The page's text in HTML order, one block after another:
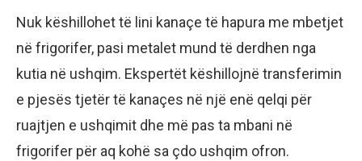
Nuk këshillohet të lini kanaçe të hapura me mbetjet
në frigorifer, pasi metalet mund të derdhen nga
kutia në ushqim. Ekspertët këshillojnë transferimin
e pjesës tjetër të kanaçes në një enë qelqi për
ruajtjen e ushqimit dhe më pas ta mbani në
frigorifer për aq kohë sa çdo ushqim ofron.